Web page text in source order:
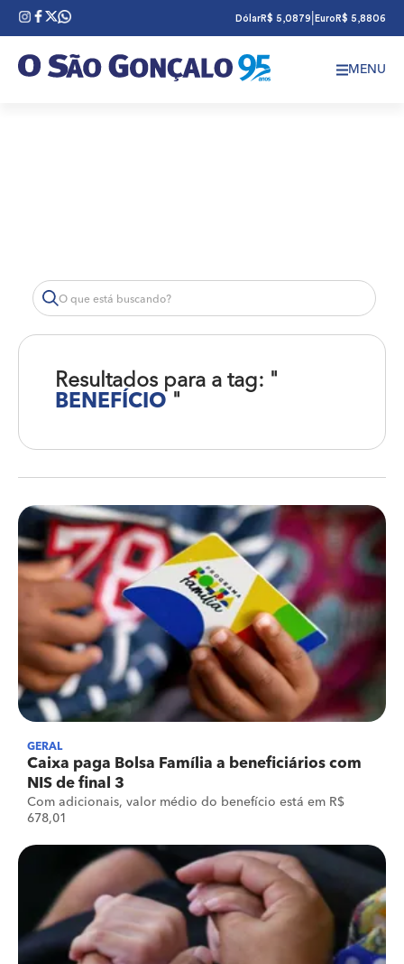
DólarR$ 5,0879 Euro R$ 5,8806
MENU
Resultados para a tag: "
BENEFÍCIO "
GERAL
Caixa paga Bolsa Família a beneficiários com
NIS de final 3
Com adicionais, valor médio do benefício está em R$
678,01